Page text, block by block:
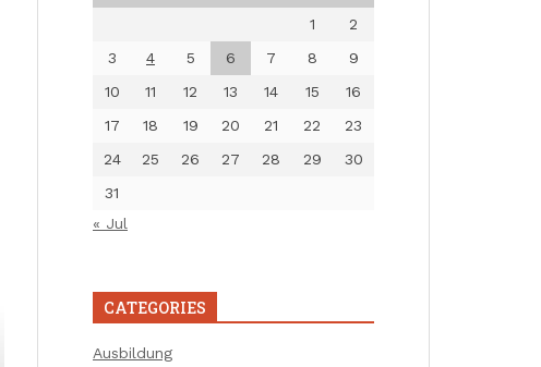
1
2
3
4 5 6 7 8
9
10
11 12 13 14 15
16
17
18 19 20 21 22
23
24
25 26 27 28 29
30
31
« Jul
CATEGORIES
Ausbildung